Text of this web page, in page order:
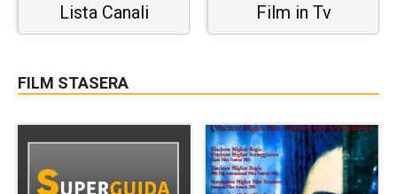
Lista Canali Film in Tv
FILM STASERA